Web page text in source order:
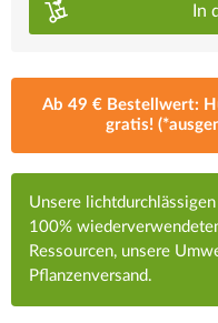
In
Ab 49 € Bestellwert:
gratis!
Unsere
100%
Ressourcen, unsere
Pflanzenversand.